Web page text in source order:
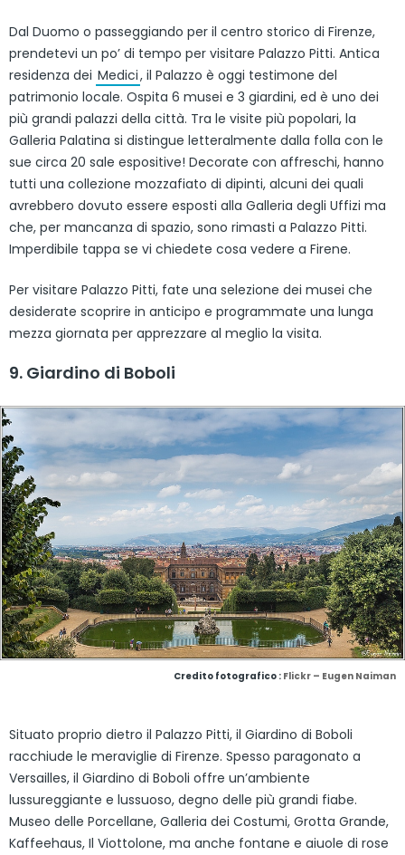
Dal Duomo o passeggiando per il centro storico di Firenze,
prendetevi un po’ di tempo per visitare Palazzo Pitti. Antica
residenza dei Medici, il Palazzo è oggi testimone del
patrimonio locale. Ospita 6 musei e 3 giardini, ed è uno dei
più grandi palazzi della città. Tra le visite più popolari, la
Galleria Palatina si distingue letteralmente dalla folla con le
sue circa 20 sale espositive! Decorate con affreschi, hanno
tutti una collezione mozzafiato di dipinti, alcuni dei quali
avrebbero dovuto essere esposti alla Galleria degli Uffizi ma
che, per mancanza di spazio, sono rimasti a Palazzo Pitti.
Imperdibile tappa se vi chiedete cosa vedere a Firene.
Per visitare Palazzo Pitti, fate una selezione dei musei che
desiderate scoprire in anticipo e programmate una lunga
mezza giornata per apprezzare al meglio la visita.
9. Giardino di Boboli
Credito fotografico : Flickr – Eugen Naiman
Situato proprio dietro il Palazzo Pitti, il Giardino di Boboli
racchiude le meraviglie di Firenze. Spesso paragonato a
Versailles, il Giardino di Boboli offre un’ambiente
lussureggiante e lussuoso, degno delle più grandi fiabe.
Museo delle Porcellane, Galleria dei Costumi, Grotta Grande,
Kaffeehaus, Il Viottolone, ma anche fontane e aiuole di rose